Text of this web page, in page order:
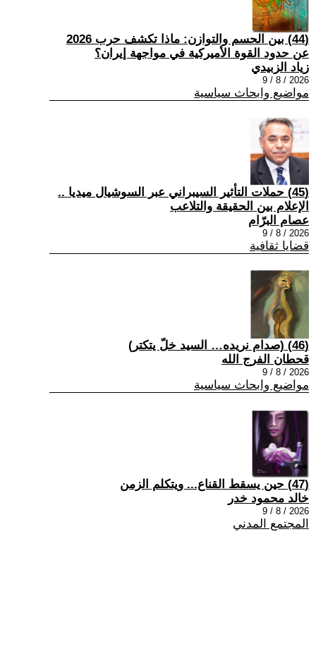
(44) بين الحسم والتوازن: ماذا تكشف حرب 2026
عن حدود القوة الأميركية في مواجهة إيران؟
زياد الزبيدي
2026 / 8 / 9
مواضيع وابحاث سياسية
(45) حملات التأثير السيبراني عبر السوشيال ميديا ..
الإعلام بين الحقيقة والتلاعب
عصام البرّام
2026 / 8 / 9
قضايا ثقافية
(46) (صدام نريده… السيد خلّ يتكتر)
قحطان الفرج الله
2026 / 8 / 9
مواضيع وابحاث سياسية
(47) حين يسقط القناع... ويتكلم الزمن
خالد محمود خدر
2026 / 8 / 9
المجتمع المدني